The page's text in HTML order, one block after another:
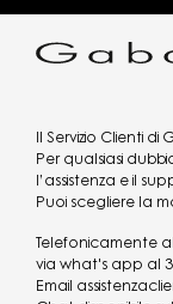
Il Servizio Clienti
Per qualsiasi
l’assistenza e il
Puoi scegliere la
Telefonicamente
via what's app al
Email